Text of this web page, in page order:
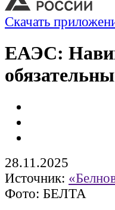
Скачать
ЕАЭС:
28.11.2025
Источник:
Фото: БЕЛТА